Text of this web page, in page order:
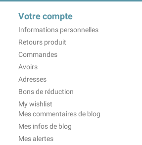
Votre compte
Informations personnelles
Retours produit
Commandes
Avoirs
Adresses
Bons de réduction
My wishlist
Mes commentaires de blog
Mes infos de blog
Mes alertes